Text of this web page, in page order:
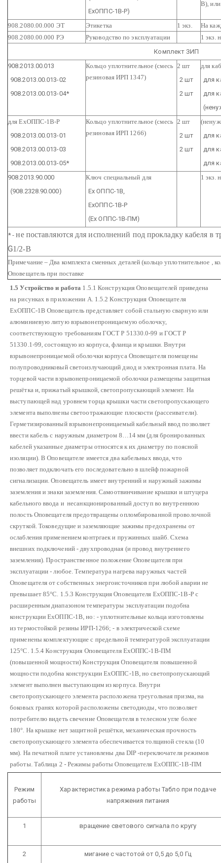
ЕхОППС-1В-Р)
В),
908.2080.00.000 ЭТ Этикетка 1 экз.
На
908.2080.00.000 РЭ
Руководство по эксплуатации
1 экз.
Комплект ЗИП
908.2013.00.013
908.2013.00.013-02
908.2013.00.013-04*
Кольцо уплотнительное (смесь
резиновая ИРП 1347)
2 шт
2 шт
2 шт
для
для
для
для ЕхОППС-1В-Р
908.2013.00.013-01
908.2013.00.013-03
908.2013.00.013-05*
Кольцо уплотнительное (смесь
резиновая ИРП 1266)
2 шт
2 шт
2 шт
для
для
для
908.2013.90.000
(908.2328.90.000)
Ключ специальный для
Ех ОППС-1В,
ЕхОППС-1В-Р
(Ех ОППС-1В-ПМ)
1 экз.
* -не поставляются для исполнений под прокладку кабеля в
G1/2-В
Примечание – Два комплекта сменных деталей (кольцо уплотнительное ,
Оповещатель при поставке
1.5 Устройство и работа 1.5.1 Конструкция Оповещателей приведена
на рисунках в приложении А. 1.5.2 Конструкция Оповещателя
ЕхОППС-1В Оповещатель представляет собой стальную сварную или
алюминиевую литую взрывонепроницаемую оболочку,
соответствующую требованиям ГОСТ Р 51330.0-99 и ГОСТ Р
51330.1-99, состоящую из корпуса, фланца и крышки. Внутри
взрывонепроницаемой оболочки корпуса Оповещателя помещены
полупроводниковый светоизлучающий диод и электронная плата. На
торцевой части взрывонепроницаемой оболочки размещены защитная
решётка и, прижатый крышкой, светопропускающий элемент. На
выступающей над уровнем торца крышки части светопропускающего
элемента выполнены светоотражающие плоскости (рассеиватели).
Герметизированный взрывонепроницаемый кабельный ввод позволяет
ввести кабель с наружным диаметром 8…14 мм (для бронированных
кабелей указанные диаметры относятся к их диаметру по поясной
изоляции). В Оповещателе имеется два кабельных ввода, что
позволяет подключать его последовательно в шлейф пожарной
сигнализации. Оповещатель имеет внутренний и наружный зажимы
заземления и знаки заземления. Самоотвинчивание крышки и штуцера
кабельного ввода и несанкционированный доступ во внутреннюю
полость Оповещателя предотвращены опломбированной проволочной
скруткой. Токоведущие и заземляющие зажимы предохранены от
ослабления применением контргаек и пружинных шайб. Схема
внешних подключений - двухпроводная (и провод внутреннего
заземления).Пространственное положение Оповещателя при
эксплуатации - любое. Температура нагрева наружных частей
Оповещателя от собственных энергоисточников при любой аварии не
превышает 85°С. 1.5.3 Конструкция Оповещателя ЕхОППС-1В-Р с
расширенным диапазоном температуры эксплуатации подобна
конструкции ЕхОППС-1В, но: - уплотнительные кольца изготовлены
из термостойкой резины ИРП-1266; - в электрической схеме
применены комплектующие с предельной температурой эксплуатации
125°С. 1.5.4 Конструкция Оповещателя ЕхОППС-1В-ПМ
(повышенной мощности) Конструкция Оповещателя повышенной
мощности подобна конструкции ЕхОППС-1В, но светопропускающий
элемент выполнен выступающим из корпуса. Внутри
светопропускающего элемента расположена треугольная призма, на
боковых гранях которой расположены светодиоды, что позволяет
потребителю видеть свечение Оповещателя в телесном угле более
180°. На крышке нет защитной решётки, механическая прочность
светопропускающего элемента обеспечивается толщиной стекла (10
мм). На печатной плате установлены два DIP -переключателя режимов
работы. Таблица 2 - Режимы работы Оповещателя ЕхОППС-1В-ПМ
Режим
работы
Характеристика режима работы Табло при подаче
напряжения питания
1 вращение светового сигнала по кругу
2 мигание с частотой от 0,5 до 5,0 Гц